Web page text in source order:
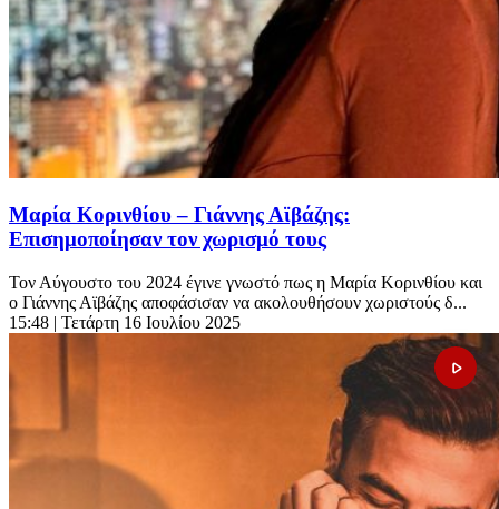
Μαρία Κορινθίου – Γιάννης Αϊβάζης:
Επισημοποίησαν τον χωρισμό τους
Τον Αύγουστο του 2024 έγινε γνωστό πως η Μαρία Κορινθίου και
ο Γιάννης Αϊβάζης αποφάσισαν να ακολουθήσουν χωριστούς δ...
15:48 | Τετάρτη 16 Ιουλίου 2025